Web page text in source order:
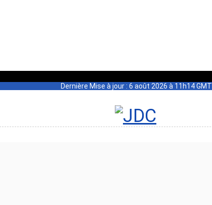
Dernière Mise à jour : 6 août 2026 à 11h14 GMT